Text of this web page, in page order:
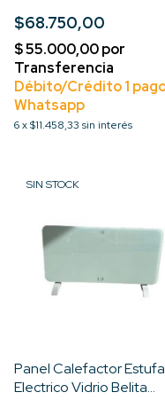
$68.750,00
6x$11.458,33 sin interés
SIN STOCK
Panel Calefactor Estufa
Electrico Vidrio Belita